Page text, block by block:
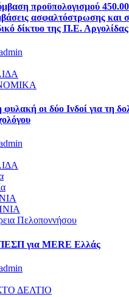
προϋπολογισμού
ασφαλτόστρωσης και
δίκτυο της Π.Ε. Αργολίδας
οι δύο Ινδοί για τη
Πελοποννήσου
για MERE Ελλάς
ΔΕΛΤΙΟ